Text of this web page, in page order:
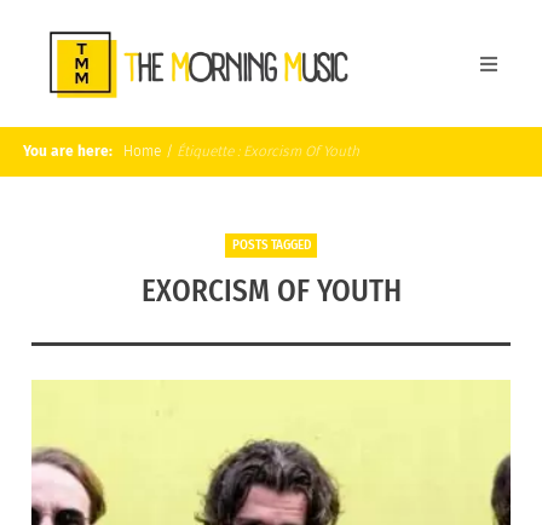
You are here: Home / Étiquette : Exorcism Of Youth
POSTS TAGGED
EXORCISM OF YOUTH